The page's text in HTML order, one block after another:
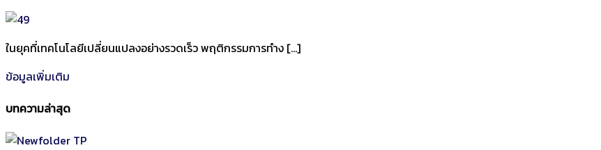
ในยุคที่เทคโนโลยีเปลี่ยนแปลงอย่างรวดเร็ว พฤติกรรมการทำง […]
ข้อมูลเพิ่มเติม
บทความล่าสุด